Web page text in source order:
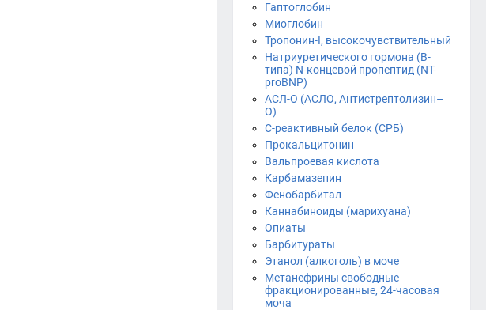
Гаптоглобин
Миоглобин
Тропонин-I, высокочувствительный
Натриуретического гормона (В-
типа) N-концевой пропептид (NT-
proBNP)
АСЛ-О (АСЛО, Антистрептолизин–
О)
С-реактивный белок (СРБ)
Прокальцитонин
Вальпроевая кислота
Карбамазепин
Фенобарбитал
Каннабиноиды (марихуана)
Опиаты
Барбитураты
Этанол (алкоголь) в моче
Метанефрины свободные
фракционированные, 24-часовая
моча